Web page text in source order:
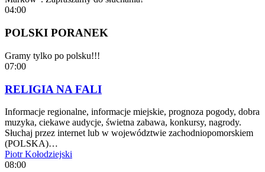
04:00
POLSKI PORANEK
Gramy tylko po polsku!!!
07:00
RELIGIA NA FALI
Informacje regionalne, informacje miejskie, prognoza pogody, dobra
muzyka, ciekawe audycje, świetna zabawa, konkursy, nagrody.
Słuchaj przez internet lub w województwie zachodniopomorskiem
(POLSKA)…
Piotr Kołodziejski
08:00